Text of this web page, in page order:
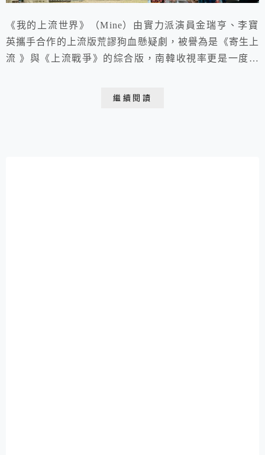
《我的上流世界》（Mine）由實力派演員金瑞亨、李寶
英攜手合作的上流版荒謬狗血懸疑劇，被譽為是《寄生上
流 》與《上流戰爭》的綜合版，南韓收視率更是一度飆
繼續閱讀